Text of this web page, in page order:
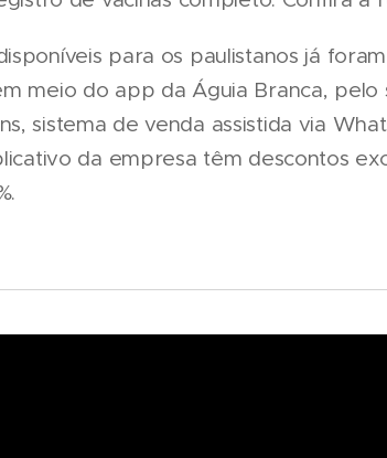
para os paulistanos já
meio do app da Águia Branca, pelo
sistema de venda assistida via
da empresa têm descontos